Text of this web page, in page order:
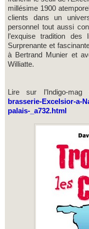
millésime 1900
clients dans un
personnel tout aussi
l’exquise tradition des
Surprenante et
à Bertrand Munier et
Williatte.
Lire sur l’Indigo-mag
brasserie-Excelsior-a-
palais-_a732.html